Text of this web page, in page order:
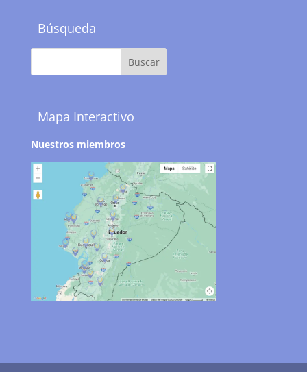
Búsqueda
Mapa Interactivo
Nuestros miembros